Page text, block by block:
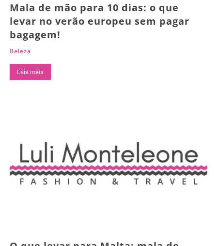
Mala de mão para 10 dias: o que
levar no verão europeu sem pagar
bagagem!
Beleza
Leia mais